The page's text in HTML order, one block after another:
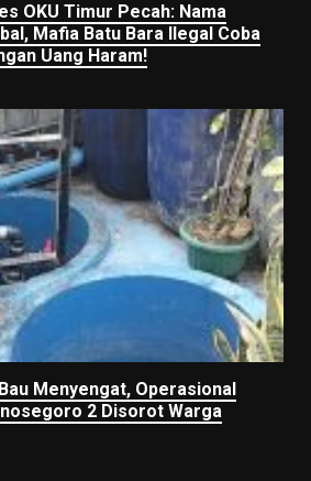
OKU Timur Pecah: Nama
Mafia Batu Bara Ilegal Coba
Uang Haram!
Menyengat, Operasional
2 Disorot Warga